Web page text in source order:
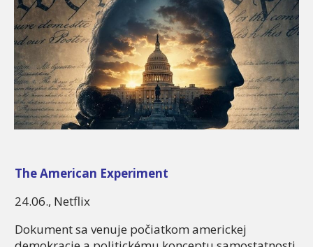
The American Experiment
24.06., Netflix
Dokument sa venuje počiatkom americkej